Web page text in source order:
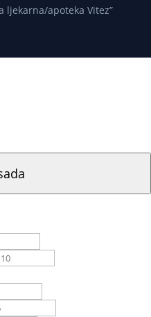
ljekarna/apoteka Vitez”